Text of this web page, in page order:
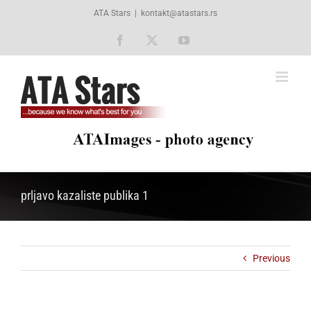
ATA Stars kontakt@atastars.rs
Facebook YouTube
prljavo kazaliste publika 1
Previous